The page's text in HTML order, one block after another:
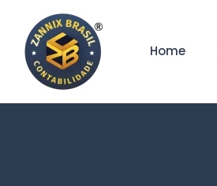
Home